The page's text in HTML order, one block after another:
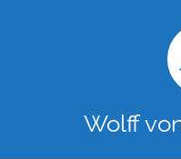
Wolff